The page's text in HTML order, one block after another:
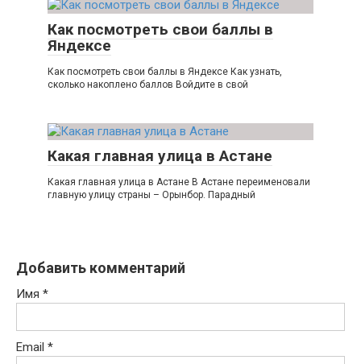
Как посмотреть свои баллы в
Яндексе
Как посмотреть свои баллы в Яндексе Как узнать,
сколько накоплено баллов Войдите в свой
Какая главная улица в Астане
Какая главная улица в Астане В Астане переименовали
главную улицу страны – Орынбор. Парадный
Добавить комментарий
Имя *
Email *